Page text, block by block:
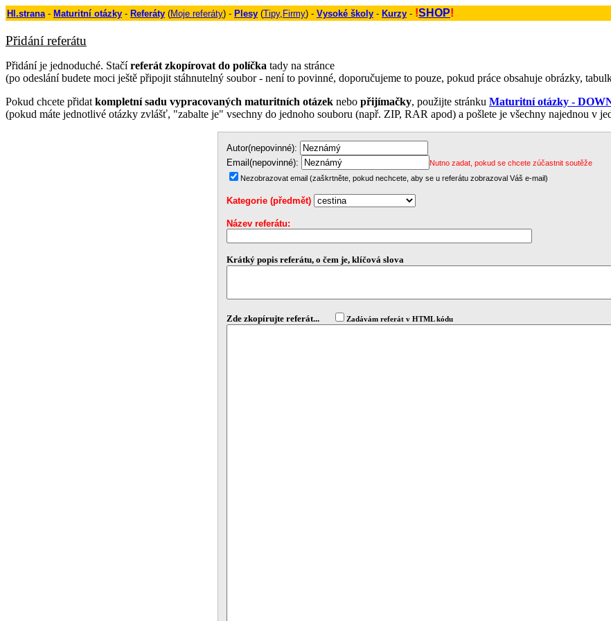
Hl.strana- Maturitní otázky - Referáty (Moje referáty) - Plesy (Tipy, Firmy) - Vysoké školy - Kurzy - !SHOP!
Přidání referátu
Přidání je jednoduché. Stačíreferát zkopírovat do políčka tady na stránce
(po odeslání budete moci ještě připojit stáhnutelný soubor - není to povinné, doporučujeme to pouze, pokud práce obsahuje obrázky,
Pokud chcete přidat kompletní sadu vypracovaných maturitních otázek nebo přijímačky, použijte stránku Maturitní otázky -
(pokud máte jednotlivé otázky zvlášť, "zabalte je" vsechny do jednoho souboru (např. ZIP, RAR apod) a pošlete je všechny najednou v
Autor(nepovinné):
Email(nepovinné):
Nutno zadat, pokud se chcete zúčastnit soutěže
Nezobrazovat email (zaškrtněte, pokud nechcete, aby se u referátu zobrazoval Váš e-mail)
Kategorie (předmět)
Název referátu:
Krátký popis referátu, o čem je, klíčová slova
Zde zkopírujte referát... Zadávám referát v HTML kódu